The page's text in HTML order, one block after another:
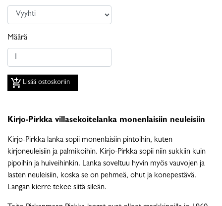
Määrä
add_shopping_cart Lisää ostoskoriin
Kirjo-Pirkka villasekoitelanka monenlaisiin neuleisiin
Kirjo-Pirkka lanka sopii monenlaisiin pintoihin, kuten
kirjoneuleisiin ja palmikoihin. Kirjo-Pirkka sopii niin sukkiin kuin
pipoihin ja huiveihinkin. Lanka soveltuu hyvin myös vauvojen ja
lasten neuleisiin, koska se on pehmeä, ohut ja konepestävä.
Langan kierre tekee siitä sileän.